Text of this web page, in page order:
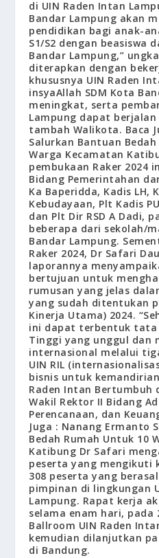
di UIN Raden Intan
Bandar Lampung akan
pendidikan bagi anak-
S1/S2 dengan beasiswa
Bandar Lampung,”
diterapkan dengan
khususnya UIN Raden
insyaAllah SDM Kota
meningkat, serta
Lampung dapat berjalan
tambah Walikota. Baca
Salurkan Bantuan
Warga Kecamatan
pembukaan Raker 2024
Bidang Pemerintahan
Ka Baperidda, Kadis LH,
Kebudayaan, Plt Kadis
dan Plt Dir RSD A Dadi,
beberapa dari sekolah/
Bandar Lampung.
Raker 2024, Dr Safari
laporannya
bertujuan untuk
rumusan yang jelas
yang sudah ditentukan
Kinerja Utama) 2024.
ini dapat terbentuk tata
Tinggi yang unggul dan
internasional melalui
UIN RIL
bisnis untuk
Raden Intan Bertumbuh
Wakil Rektor II Bidang
Perencanaan, dan
Juga : Nanang Ermanto
Bedah Rumah Untuk 10
Katibung Dr Safari
peserta yang mengikuti
308 peserta yang
pimpinan di lingkungan
Lampung. Rapat kerja
selama enam hari, pada
Ballroom UIN Raden
kemudian dilanjutkan
di Bandung.